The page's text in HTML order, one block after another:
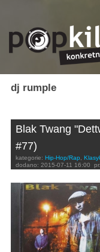
dj rumple
Blak Twang
#77)
kategorie: Hip-Hop/Rap,
dodano: 2015-07-11 16:00